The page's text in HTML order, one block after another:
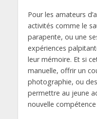
Pour les amateurs
activités comme le
parapente, ou une
expériences
leur mémoire. Et si
manuelle, offrir un
photographie, ou
permettre au jeune
nouvelle